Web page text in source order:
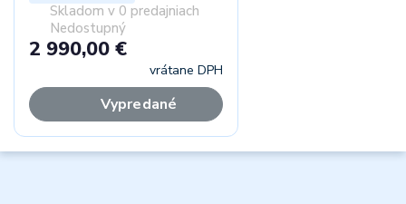
Skladom v 0 predajniach
Nedostupný
2 990,00 €
vrátane DPH
Vypredané